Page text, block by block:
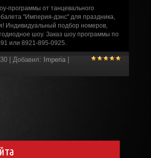
программы от танцевального
"Империя-дэнс" для праздника,
Индивидуальный подбор номеров,
шоу. Заказ шоу программы по
или 8921-895-0925.
| Добавил: Imperia